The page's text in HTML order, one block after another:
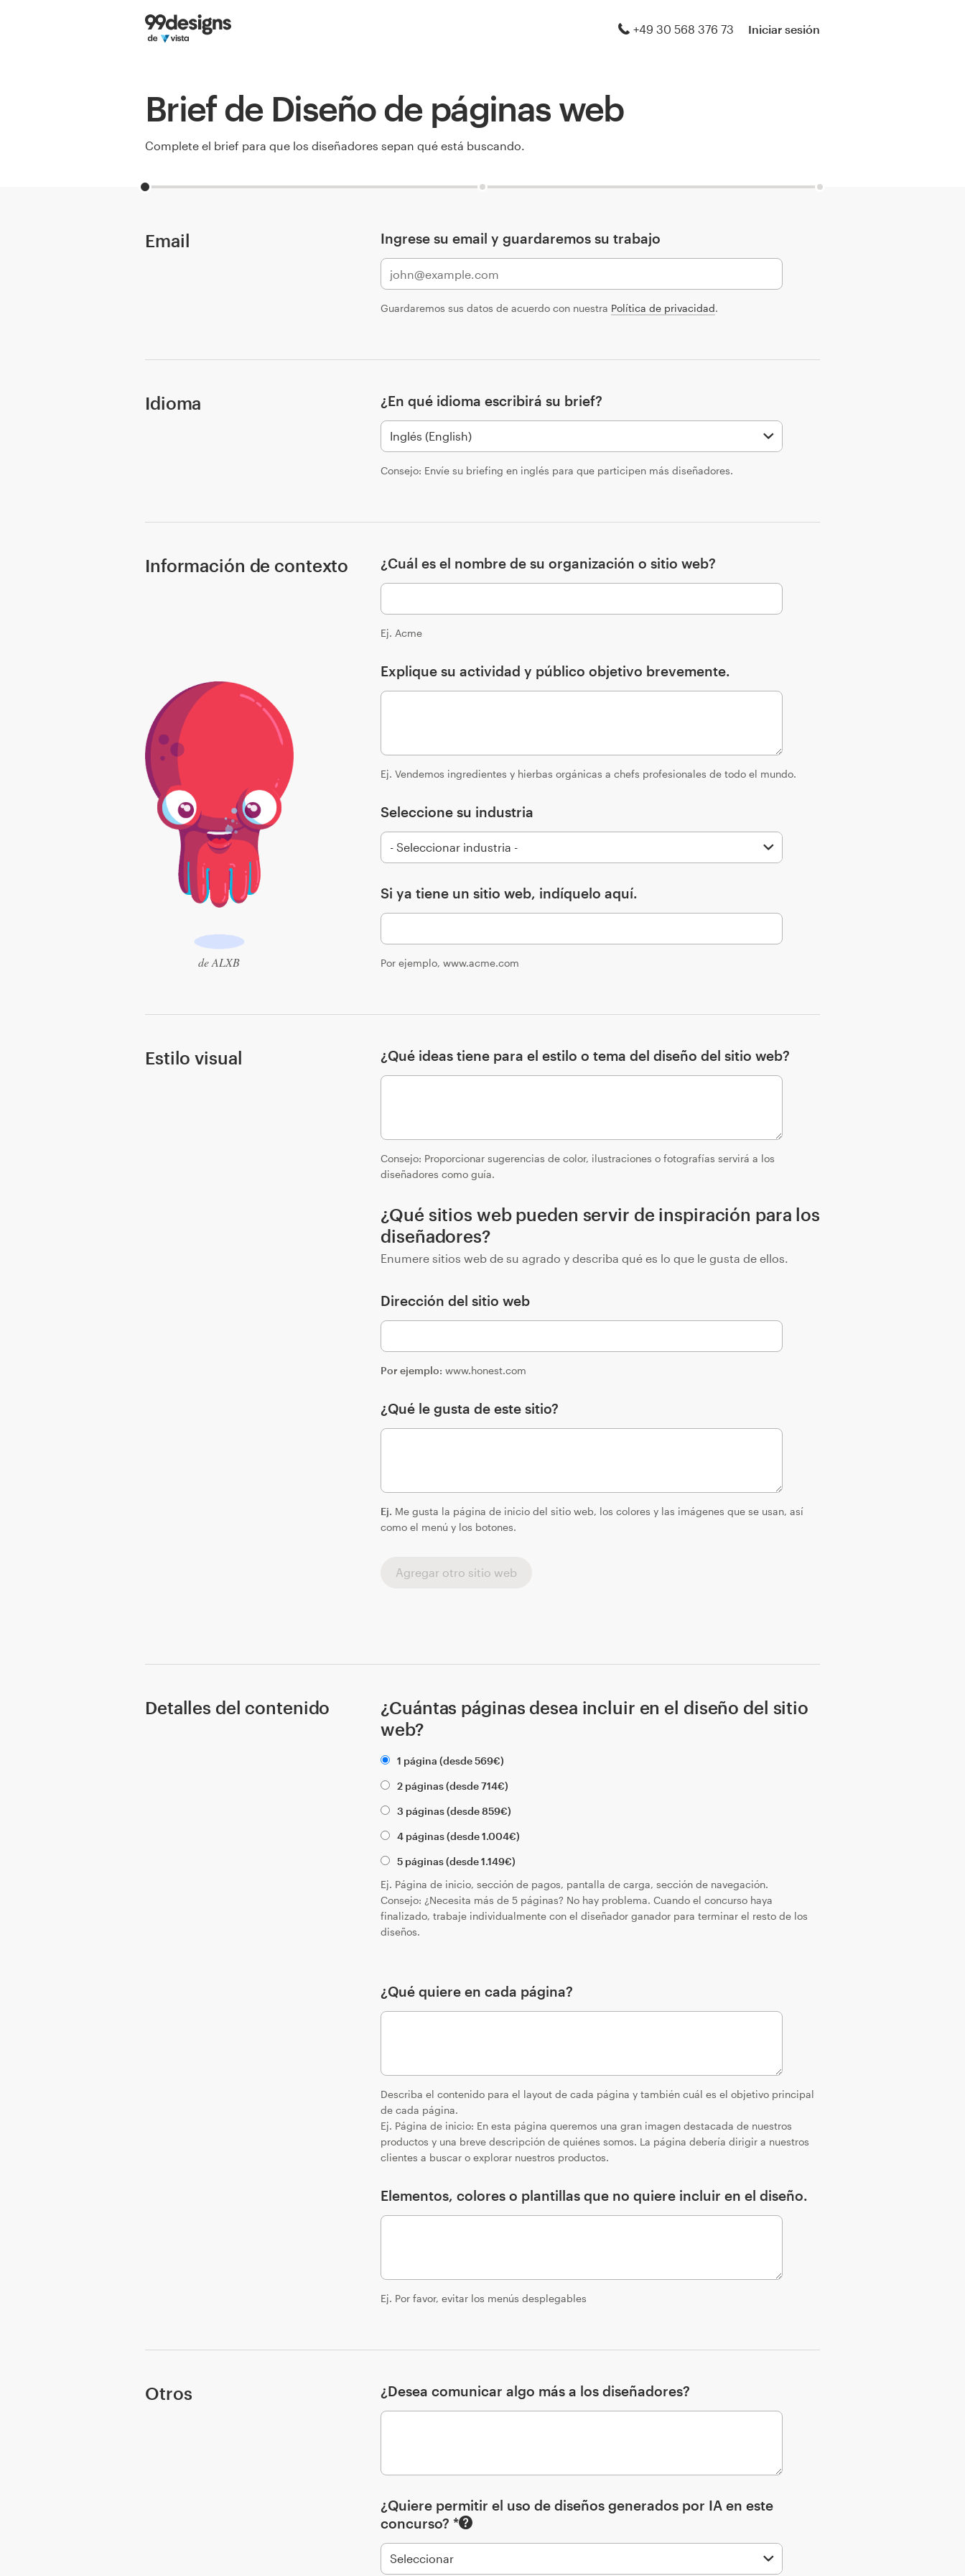
+49 30 568 376 73 Iniciar sesión
Brief de Diseño de páginas web
Complete el brief para que los diseñadores sepan qué está buscando.
Email Ingrese su email y guardaremos su trabajo
Guardaremos sus datos de acuerdo con nuestra Política de privacidad.
Idioma ¿En qué idioma escribirá su brief?
Consejo: Envíe su briefing en inglés para que participen más diseñadores.
Información de contexto
de ALXB
¿Cuál es el nombre de su organización o sitio web?
Ej. Acme
Explique su actividad y público objetivo brevemente.
Ej. Vendemos ingredientes y hierbas orgánicas a chefs profesionales de todo el mundo.
Seleccione su industria
Si ya tiene un sitio web, indíquelo aquí.
Por ejemplo, www.acme.com
Estilo visual ¿Qué ideas tiene para el estilo o tema del diseño del sitio web?
Consejo: Proporcionar sugerencias de color, ilustraciones o fotografías servirá a los
diseñadores como guía.
¿Qué sitios web pueden servir de inspiración para los
diseñadores?
Enumere sitios web de su agrado y describa qué es lo que le gusta de ellos.
Dirección del sitio web
Por ejemplo: www.honest.com
¿Qué le gusta de este sitio?
Ej. Me gusta la página de inicio del sitio web, los colores y las imágenes que se usan, así
como el menú y los botones.
Agregar otro sitio web
Detalles del contenido
¿Cuántas páginas desea incluir en el diseño del sitio
web?
1 página (desde569€)
2 páginas (desde714€)
3 páginas (desde859€)
4 páginas (desde1.004€)
5 páginas (desde1.149€)
Ej. Página de inicio, sección de pagos, pantalla de carga, sección de navegación.
Consejo: ¿Necesita más de 5 páginas? No hay problema. Cuando el concurso haya
finalizado, trabaje individualmente con el diseñador ganador para terminar el resto de los
diseños.
¿Qué quiere en cada página?
Describa el contenido para el layout de cada página y también cuál es el objetivo principal
de cada página.
Ej. Página de inicio: En esta página queremos una gran imagen destacada de nuestros
productos y una breve descripción de quiénes somos. La página debería dirigir a nuestros
clientes a buscar o explorar nuestros productos.
Elementos, colores o plantillas que no quiere incluir en el diseño.
Ej. Por favor, evitar los menús desplegables
Otros ¿Desea comunicar algo más a los diseñadores?
¿Quiere permitir el uso de diseños generados por IA en este
concurso? *
Explorar todas las categorías